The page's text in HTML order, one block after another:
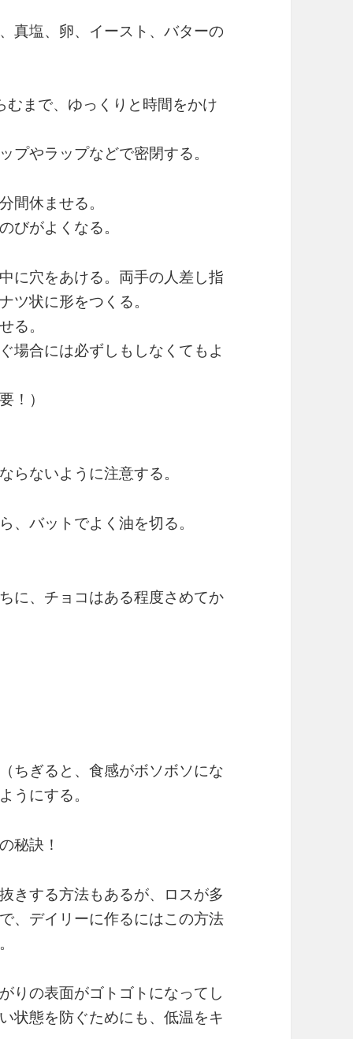
真塩、卵、イースト、バターの
まで、ゆっくりと時間をかけ
プやラップなどで密閉する。
間休ませる。
びがよくなる。
に穴をあける。両手の人差し指
ツ状に形をつくる。
る。
場合には必ずしもしなくてもよ
！）
らないように注意する。
、バットでよく油を切る。
に、チョコはある程度さめてか
ちぎると、食感がボソボソにな
うにする。
秘訣！
きする方法もあるが、ロスが多
、デイリーに作るにはこの方法
りの表面がゴトゴトになってし
状態を防ぐためにも、低温をキ